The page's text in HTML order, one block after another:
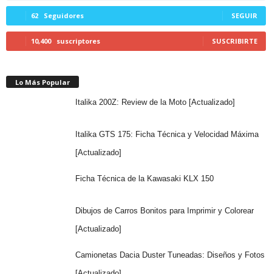
62 Seguidores SEGUIR
10,400 suscriptores SUSCRIBIRTE
Lo Más Popular
Italika 200Z: Review de la Moto [Actualizado]
Italika GTS 175: Ficha Técnica y Velocidad Máxima
[Actualizado]
Ficha Técnica de la Kawasaki KLX 150
Dibujos de Carros Bonitos para Imprimir y Colorear
[Actualizado]
Camionetas Dacia Duster Tuneadas: Diseños y Fotos